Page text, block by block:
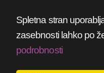
Spletna stran
zasebnosti lahko po
podrobnosti